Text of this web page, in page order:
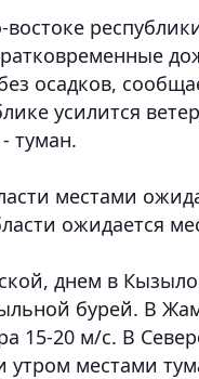
востоке
осадков,
усилится
туман.
местами
ожидается
днем в
бурей. В
15-20 м/с. В
утром местами